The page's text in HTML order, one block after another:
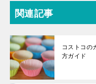
関連記事
コストコの
方ガイド